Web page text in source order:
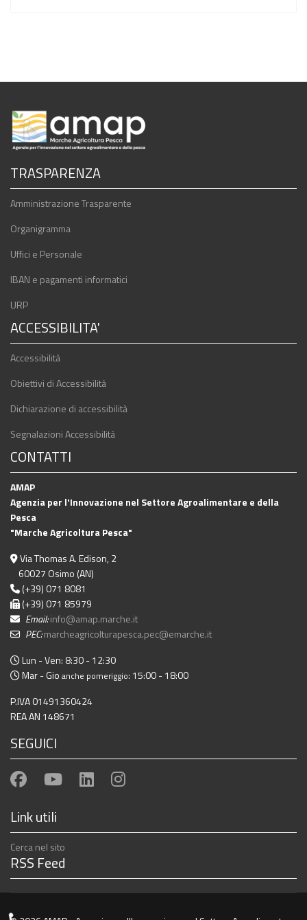
TRASPARENZA
Amministrazione Trasparente
Organigramma
Uffici e Personale
IBAN e pagamenti informatici
URP
ACCESSIBILITA'
Accessibilità
Obiettivi di Accessibilità
Dichiarazione di accessibilità
Segnalazioni Accessibilità
CONTATTI
AMAP
Agenzia per l'Innovazione nel Settore Agroalimentare e della
Pesca
"Marche Agricoltura Pesca"
Via Thomas A. Edison, 2
60027 Osimo (AN)
(+39) 071 8081
(+39) 071 85979
Email:info@amap.marche.it
PEC:marcheagricolturapesca.pec@emarche.it
Lun - Ven: 8:30 - 12:30
Mar - Gio anche pomeriggio: 15:00 - 18:00
P.IVA 01491360424
REA AN 148671
SEGUICI
Link utili
Cerca nel sito
RSS Feed